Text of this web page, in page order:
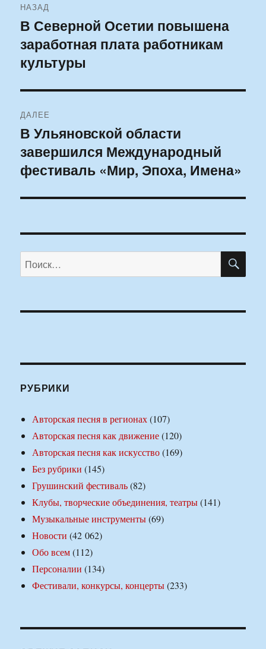
по
записям
НАЗАД
Предыдущая
запись:
В Северной Осетии повышена
заработная плата работникам
культуры
ДАЛЕЕ
Следующая
запись:
В Ульяновской области
завершился Международный
фестиваль «Мир, Эпоха, Имена»
Искать:
РУБРИКИ
Авторская песня в регионах(107)
Авторская песня как движение(120)
Авторская песня как искусство(169)
Без рубрики (145)
Грушинский фестиваль(82)
Клубы, творческие объединения, театры(141)
Музыкальные инструменты(69)
Новости (42 062)
Обо всем(112)
Персоналии (134)
Фестивали, конкурсы, концерты(233)